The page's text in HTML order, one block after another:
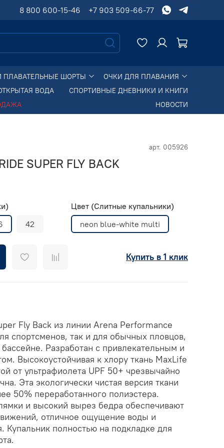
8 800 600-15-46 +7 903 509-66-77
ПЛАВАТЕЛЬНЫЕ ШОРТЫ
ОЧКИ ДЛЯ ПЛАВАНИЯ
ВОДА
СПОРТИВНЫЕ ДНЕВНИКИ И КНИГИ
НОВОСТИ
арт. 005926
SUPER FLY BACK
42
Цвет (Слитные купальники)
neon blue-white multi
Купить в 1 клик
Fly Back из линии Arena Performance
спортсменов, так и для обычных пловцов,
Разработан с привлекательным и
Высокоустойчивая к хлору ткань MaxLife
от ультрафиолета UPF 50+ чрезвычайно
Эта экологически чистая версия ткани
50% переработанного полиэстера.
и высокий вырез бедра обеспечивают
отличное ощущение воды и
Купальник полностью на подкладке для